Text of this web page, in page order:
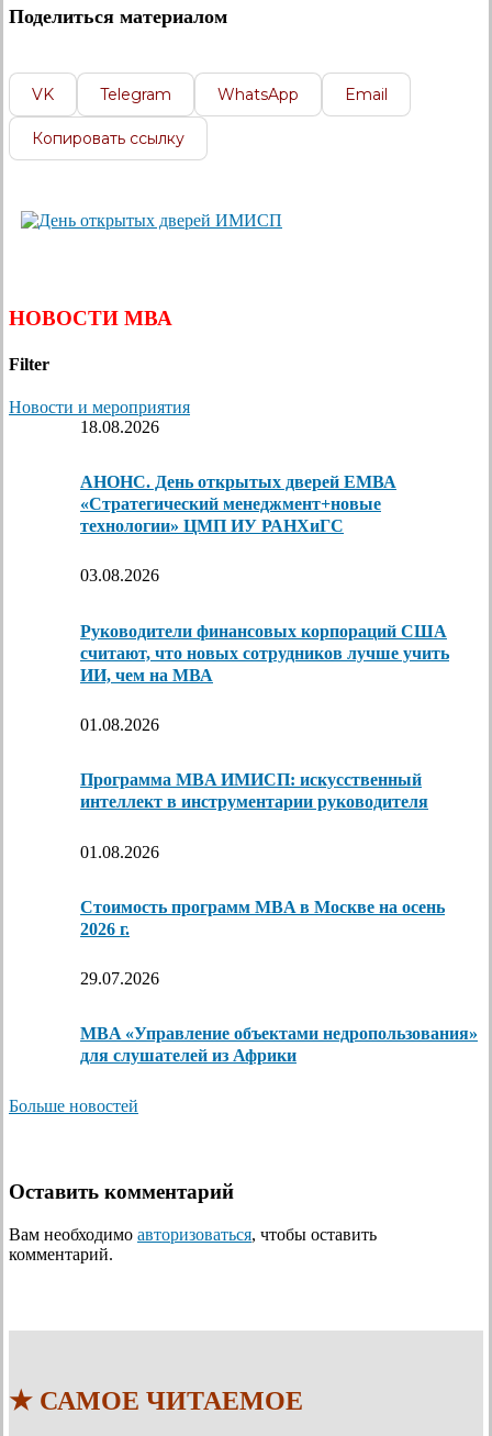
Поделиться материалом
VK Telegram WhatsApp Email
Копировать ссылку
НОВОСТИ МВА
Filter
Новости и мероприятия
18.08.2026
АНОНС. День открытых дверей ЕМВА
«Стратегический менеджмент+новые
технологии» ЦМП ИУ РАНХиГС
03.08.2026
Руководители финансовых корпораций США
считают, что новых сотрудников лучше учить
ИИ, чем на МВА
01.08.2026
Программа MBA ИМИСП: искусственный
интеллект в инструментарии руководителя
01.08.2026
Стоимость программ MBA в Москве на осень
2026 г.
29.07.2026
MBA «Управление объектами недропользования»
для слушателей из Африки
Больше новостей
Оставить комментарий
Вам необходимо авторизоваться, чтобы оставить
комментарий.
★ САМОЕ ЧИТАЕМОЕ